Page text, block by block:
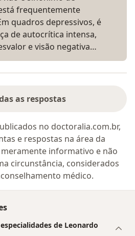
frequentemente
quadros depressivos, é
de autocrítica intensa,
e visão negativa…
as respostas
no doctoralia.com.br,
e respostas na área da
informativo e não
circunstância, considerados
médico.
de Leonardo